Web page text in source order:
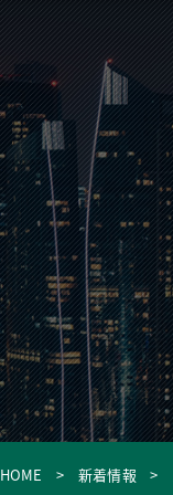
HOME 新着情報